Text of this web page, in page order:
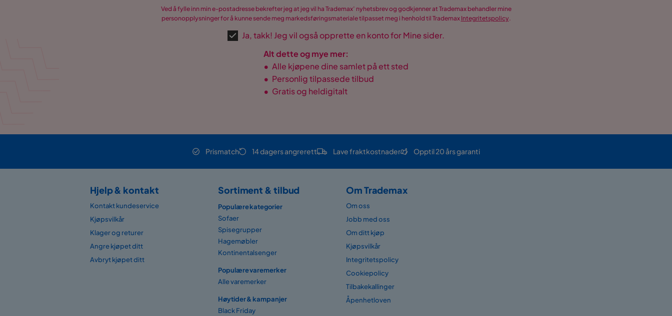
Ved å fylle inn min e-postadresse bekrefter jeg at jeg vil ha Trademax’ nyhetsbrev og godkjenner at Trademax behandler mine
personopplysninger for å kunne sende meg markedsføringsmateriale tilpasset meg i henhold til Trademax Integritetspolicy.
Ja, takk! Jeg vil også opprette en konto for Mine sider.
Alt dette og mye mer:
• Alle kjøpene dine samlet på ett sted
• Personlig tilpassede tilbud
• Gratis og heldigitalt
Prismatch 14 dagers angrerett Lave fraktkostnader Opptil 20 års garanti
Hjelp & kontakt
Kontakt kundeservice
Kjøpsvilkår
Klager og returer
Angre kjøpet ditt
Avbryt kjøpet ditt
Sortiment & tilbud
Populære kategorier
Sofaer
Spisegrupper
Hagemøbler
Kontinentalsenger
Populære varemerker
Alle varemerker
Høytider & kampanjer
Black Friday
Om Trademax
Om oss
Jobb med oss
Om ditt kjøp
Kjøpsvilkår
Integritetspolicy
Cookiepolicy
Tilbakekallinger
Åpenhetloven